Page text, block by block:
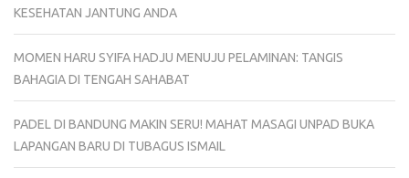
KESEHATAN JANTUNG ANDA
MOMEN HARU SYIFA HADJU MENUJU PELAMINAN: TANGIS
BAHAGIA DI TENGAH SAHABAT
PADEL DI BANDUNG MAKIN SERU! MAHAT MASAGI UNPAD BUKA
LAPANGAN BARU DI TUBAGUS ISMAIL